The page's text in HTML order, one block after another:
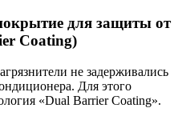
для защиты от
Coating)
не задерживались
Для этого
«Dual Barrier Coating».